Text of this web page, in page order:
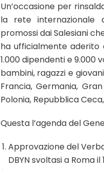
Un’occasione per
la rete internazionale
promossi dai Salesiani
ha ufficialmente
1.000 dipendenti e 9.000
bambini, ragazzi e
Francia, Germania,
Polonia, Repubblica
Questa l’agenda del
Approvazione del
DBYN svoltasi a Roma il